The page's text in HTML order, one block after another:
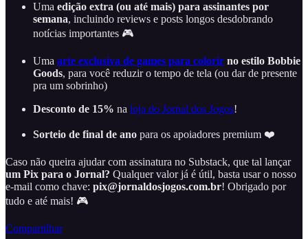
Uma edição extra (ou até mais) para assinantes por
semana, incluindo reviews e posts longos desdobrando
notícias importantes 🎮
Uma arte exclusiva de games para colorir no estilo Bobbie
Goods, para você reduzir o tempo de tela (ou dar de presente
pra um sobrinho)
Desconto de 15% na loja do Jornal dos Jogos!
Sorteio de final de ano para os apoiadores premium ❤️
Caso não queira ajudar com assinatura no Substack, que tal lançar
um Pix para o Jornal? Qualquer valor já é útil, basta usar o nosso
e-mail como chave: pix@jornaldosjogos.com.br! Obrigado por
tudo e até mais! 🎮
Compartilhar